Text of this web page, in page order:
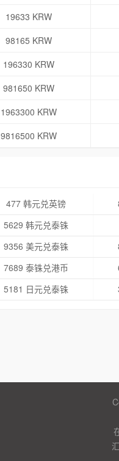
19633 KRW
98165 KRW
196330 KRW
981650 KRW
1963300 KRW
9816500 KRW
477 韩元兑英镑
5629 韩元兑泰铢
9356 美元兑泰铢
7689 泰铢兑港币
5181 日元兑泰铢